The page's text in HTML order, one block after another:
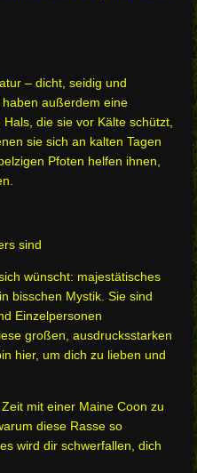
– dicht, seidig und
außerdem eine
die sie vor Kälte schützt,
sie sich an kalten Tagen
Pfoten helfen ihnen,
sind
wünscht: majestätisches
bisschen Mystik. Sie sind
Einzelpersonen
großen, ausdrucksstarken
hier, um dich zu lieben und
mit einer Maine Coon zu
diese Rasse so
wird dir schwerfallen, dich